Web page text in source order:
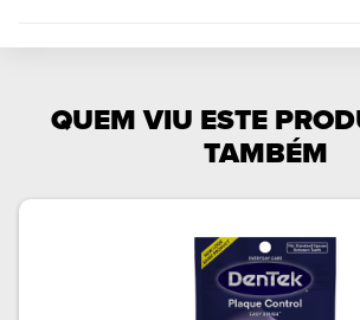
QUEM VIU ESTE
TAMBÉM